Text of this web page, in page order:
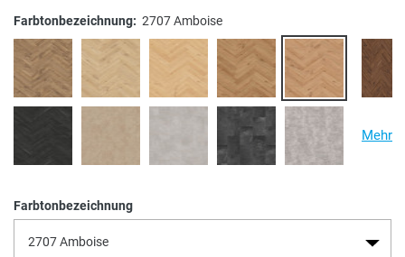
Farbtonbezeichnung: 2707 Amboise
Mehr
Farbtonbezeichnung